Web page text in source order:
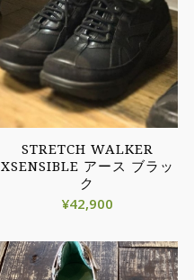
STRETCH WALKER
XSENSIBLE アース ブラッ
ク
¥42,900